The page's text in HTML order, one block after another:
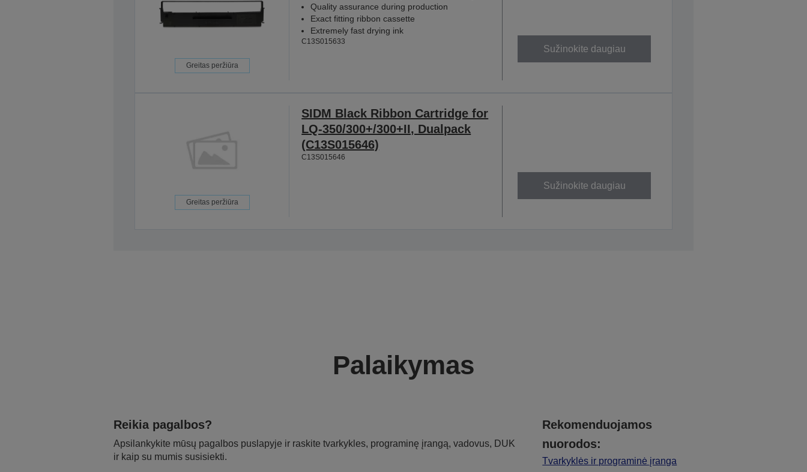
Greitas peržiūra
Quality assurance during production
Exact fitting ribbon cassette
Extremely fast drying ink
C13S015633
Sužinokite daugiau
Greitas peržiūra
SIDM Black Ribbon Cartridge for
LQ-350/300+/300+II, Dualpack
(C13S015646)
C13S015646
Sužinokite daugiau
Palaikymas
Reikia pagalbos?
Apsilankykite mūsų pagalbos puslapyje ir raskite tvarkykles, programinę įrangą, vadovus, DUK
ir kaip su mumis susisiekti.
Rekomenduojamos
nuorodos:
Tvarkyklės ir programinė įranga